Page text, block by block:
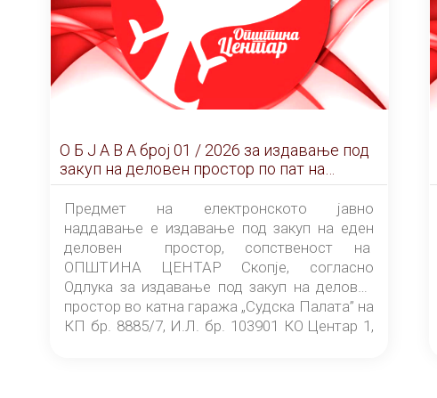
О Б Ј А В А брoj 01 / 2026 за издавање под
закуп на деловен простор по пат на
ЕЛЕКТРОНСКО ЈАВНО НАДДАВАЊЕ
Предмет на електронското јавно
наддавање е издавање под закуп на еден
деловен простор, сопственост на
ОПШТИНА ЦЕНТАР Скопје, согласно
Одлука за издавање под закуп на деловен
простор во катна гаража „Судска Палата” на
КП бр. 8885/7, И.Л. бр. 103901 КО Центар 1,